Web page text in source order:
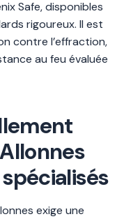
Safe, disponibles
rigoureux. Il est
contre l’effraction,
au feu évaluée
exige une